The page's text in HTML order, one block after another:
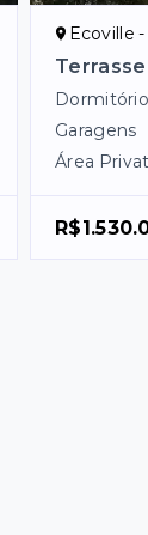
Ecoville
Garagens
Área